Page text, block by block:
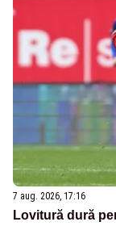
7 aug. 2026, 17:16
Lovitură dură